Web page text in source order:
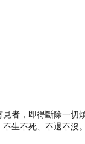
者，即得斷除一切
生不死、不退不沒